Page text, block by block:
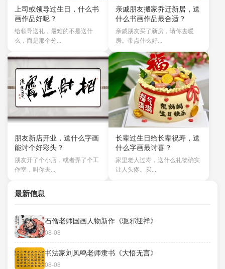
上司或领导过生日，什么书
画作品好呢？
给领导送礼，最难的不是送什
么，而是那个分...
亲戚朋友搬家乔迁新居，送
什么书画作品最合适？
亲戚朋友买了新房，请你去暖
房。带点什么好...
朋友新店开业，送什么字画
能讨个好彩头？
朋友开了个小店，或者弄了个工
作室，叫你去...
长辈过生日给长辈祝寿，送
什么字画最讨喜？
家里老人过寿，送什么礼物确实
让人头疼。买...
最新信息
石僧老师国画人物新作《驱邪迎祥》
08-08
书法家刘凤鸣老师隶书《大悟无言》
08-08